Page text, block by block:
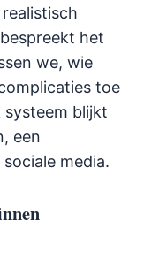
het
we, wie
toe
systeem blijkt
een
media.